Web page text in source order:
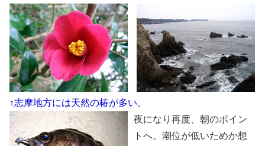
↑志摩地方には天然の椿が多い。
夜になり再度、朝のポイン
トへ。潮位が低いためか想